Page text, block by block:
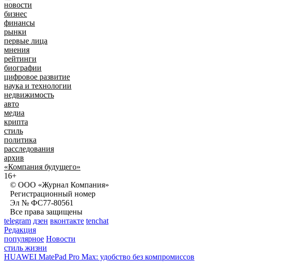
новости
бизнес
финансы
рынки
первые лица
мнения
рейтинги
биографии
цифровое развитие
наука и технологии
недвижимость
авто
медиа
крипта
стиль
политика
расследования
архив
«Компания будущего»
16+
© ООО «Журнал Компания»
Регистрационный номер
Эл № ФС77-80561
Все права защищены
telegram дзен вконтакте tenchat
Редакция
популярное Новости
стиль жизни
HUAWEI MatePad Pro Max: удобство без компромиссов